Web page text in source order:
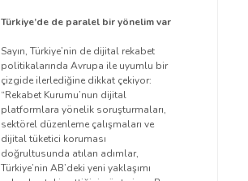
Türkiye’de de paralel bir yönelim var
Sayın, Türkiye’nin de dijital rekabet
politikalarında Avrupa ile uyumlu bir
çizgide ilerlediğine dikkat çekiyor:
“Rekabet Kurumu’nun dijital
platformlara yönelik soruşturmaları,
sektörel düzenleme çalışmaları ve
dijital tüketici koruması
doğrultusunda atılan adımlar,
Türkiye’nin AB’deki yeni yaklaşımı